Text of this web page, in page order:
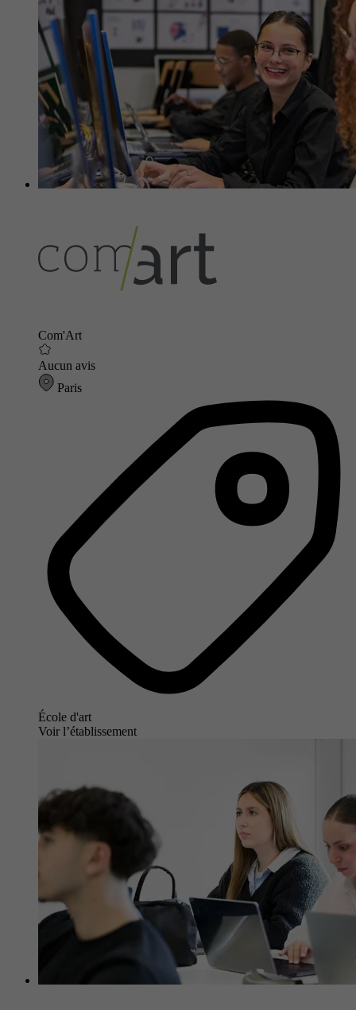
Com'Art
Aucun avis
Paris
École d'art
Voir l’établissement